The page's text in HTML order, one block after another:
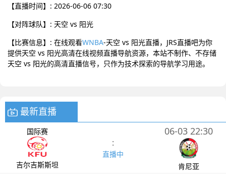
【直播时间】: 2026-06-06 07:30
【对阵球队】: 天空 vs 阳光
【比赛信息】: 在线观看WNBA-天空 vs 阳光直播，JRS直播吧为你
提供天空 vs 阳光高清在线视频直播导航资源，本站不制作、不存储
天空 vs 阳光的高清直播信号，只作为技术探索的导航学习用途。
最新直播
国际赛
吉尔吉斯斯坦
:
直播中
06-03 22:30
肯尼亚